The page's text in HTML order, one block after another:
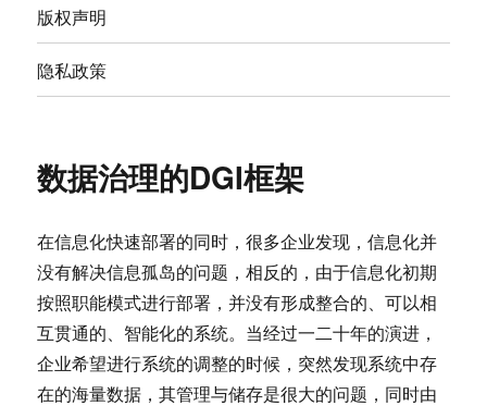
版权声明
隐私政策
数据治理的DGI框架
在信息化快速部署的同时，很多企业发现，信息化并
没有解决信息孤岛的问题，相反的，由于信息化初期
按照职能模式进行部署，并没有形成整合的、可以相
互贯通的、智能化的系统。当经过一二十年的演进，
企业希望进行系统的调整的时候，突然发现系统中存
在的海量数据，其管理与储存是很大的问题，同时由